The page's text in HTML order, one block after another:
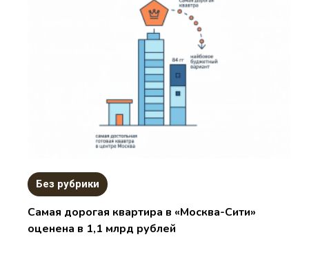
Без рубрики
Самая дорогая квартира в «Москва-Сити»
оценена в 1,1 млрд рублей